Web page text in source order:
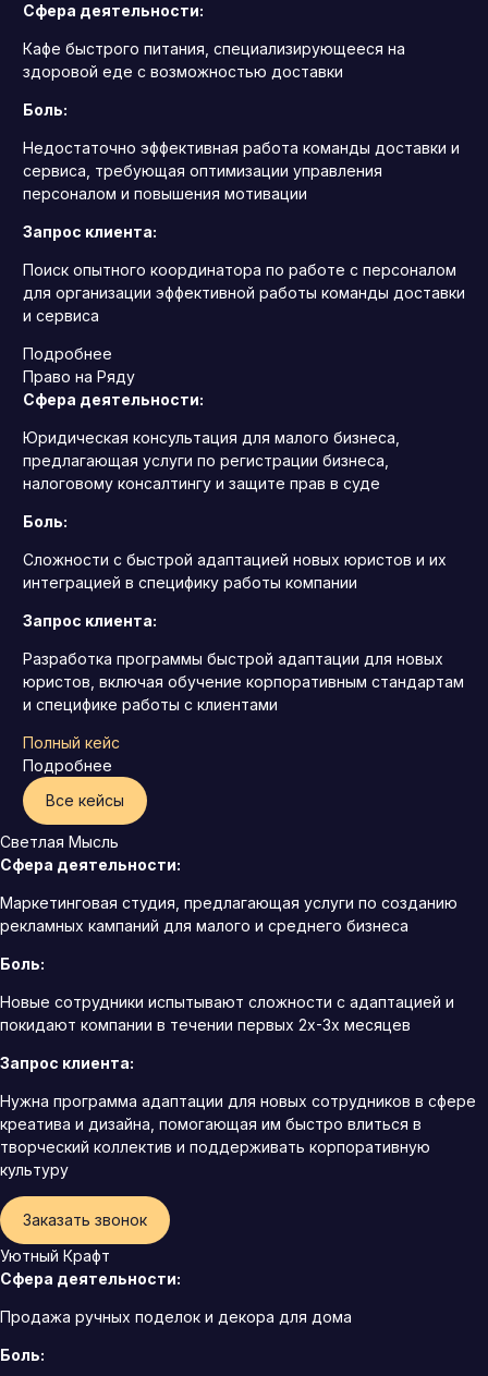
Сфера деятельности:
Кафе быстрого питания, специализирующееся на
здоровой еде с возможностью доставки
Боль:
Недостаточно эффективная работа команды доставки и
сервиса, требующая оптимизации управления
персоналом и повышения мотивации
Запрос клиента:
Поиск опытного координатора по работе с персоналом
для организации эффективной работы команды доставки
и сервиса
Подробнее
Право на Ряду
Сфера деятельности:
Юридическая консультация для малого бизнеса,
предлагающая услуги по регистрации бизнеса,
налоговому консалтингу и защите прав в суде
Боль:
Сложности с быстрой адаптацией новых юристов и их
интеграцией в специфику работы компании
Запрос клиента:
Разработка программы быстрой адаптации для новых
юристов, включая обучение корпоративным стандартам
и специфике работы с клиентами
Полный кейс
Подробнее
Все кейсы
Светлая Мысль
Сфера деятельности:
Маркетинговая студия, предлагающая услуги по созданию
рекламных кампаний для малого и среднего бизнеса
Боль:
Новые сотрудники испытывают сложности с адаптацией и
покидают компании в течении первых 2х-3х месяцев
Запрос клиента:
Нужна программа адаптации для новых сотрудников в сфере
креатива и дизайна, помогающая им быстро влиться в
творческий коллектив и поддерживать корпоративную
культуру
Заказать звонок
Уютный Крафт
Сфера деятельности:
Продажа ручных поделок и декора для дома
Боль: